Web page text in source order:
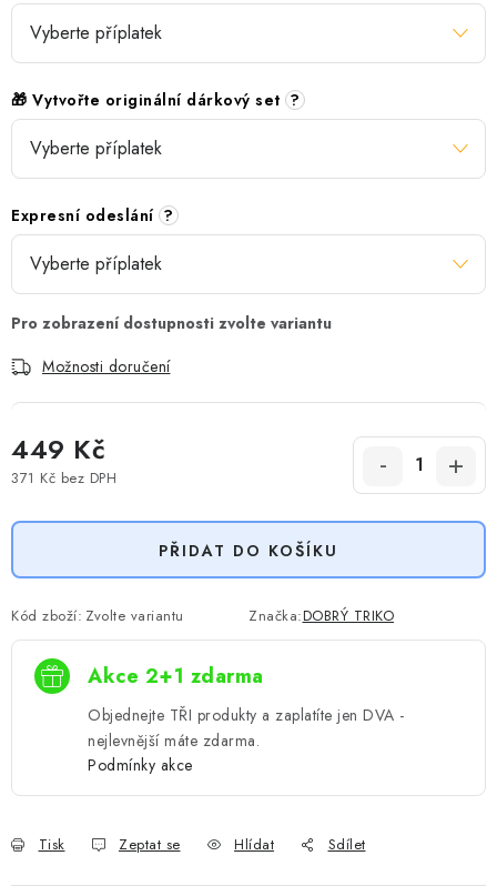
🎁 Vytvořte originální dárkový set ?
Expresní odeslání ?
Možnosti doručení
449 Kč
371 Kč bez DPH
PŘIDAT DO KOŠÍKU
Kód zboží: Zvolte variantu Značka:DOBRÝ TRIKO
Akce 2+1 zdarma
Objednejte TŘI produkty a zaplatíte jen DVA -
nejlevnější máte zdarma.
Podmínky akce
Tisk Zeptat se Hlídat Sdílet